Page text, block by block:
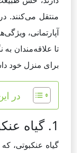
منتقل می‌کنند.
آپارتمانی،
تا علاقه‌مندان به
برای منزل خود
در
1. گیاه عنکبوتی